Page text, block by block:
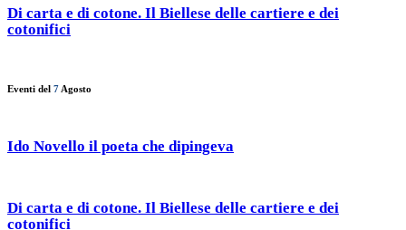
Di carta e di cotone. Il Biellese delle cartiere e dei
cotonifici
Eventi del 7 Agosto
Ido Novello il poeta che dipingeva
Di carta e di cotone. Il Biellese delle cartiere e dei
cotonifici